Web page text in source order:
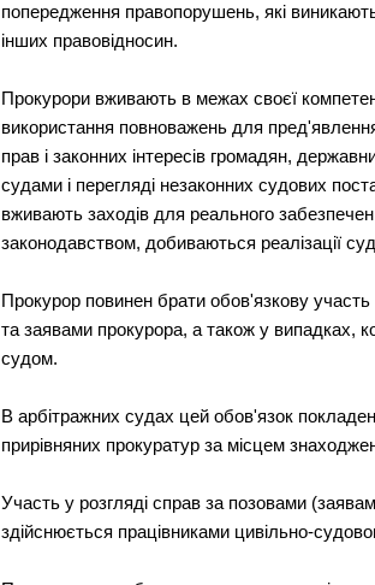
попередження правопорушень, які
інших правовідносин.
Прокурори вживають в межах своєї
використання повноважень для пред'явлення
прав і законних інтересів громадян,
судами і перегляді незаконних судових
вживають заходів для реального
законодавством, добиваються реалізації
Прокурор повинен брати обов'язкову
та заявами прокурора, а також у випадках,
судом.
В арбітражних судах цей обов'язок
прирівняних прокуратур за місцем
Участь у розгляді справ за позовами
здійснюється працівниками цивільно-